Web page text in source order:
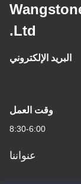
Ltd.
البريد الإلكتروني
وقت العمل
8:30-6:00
عنواننا